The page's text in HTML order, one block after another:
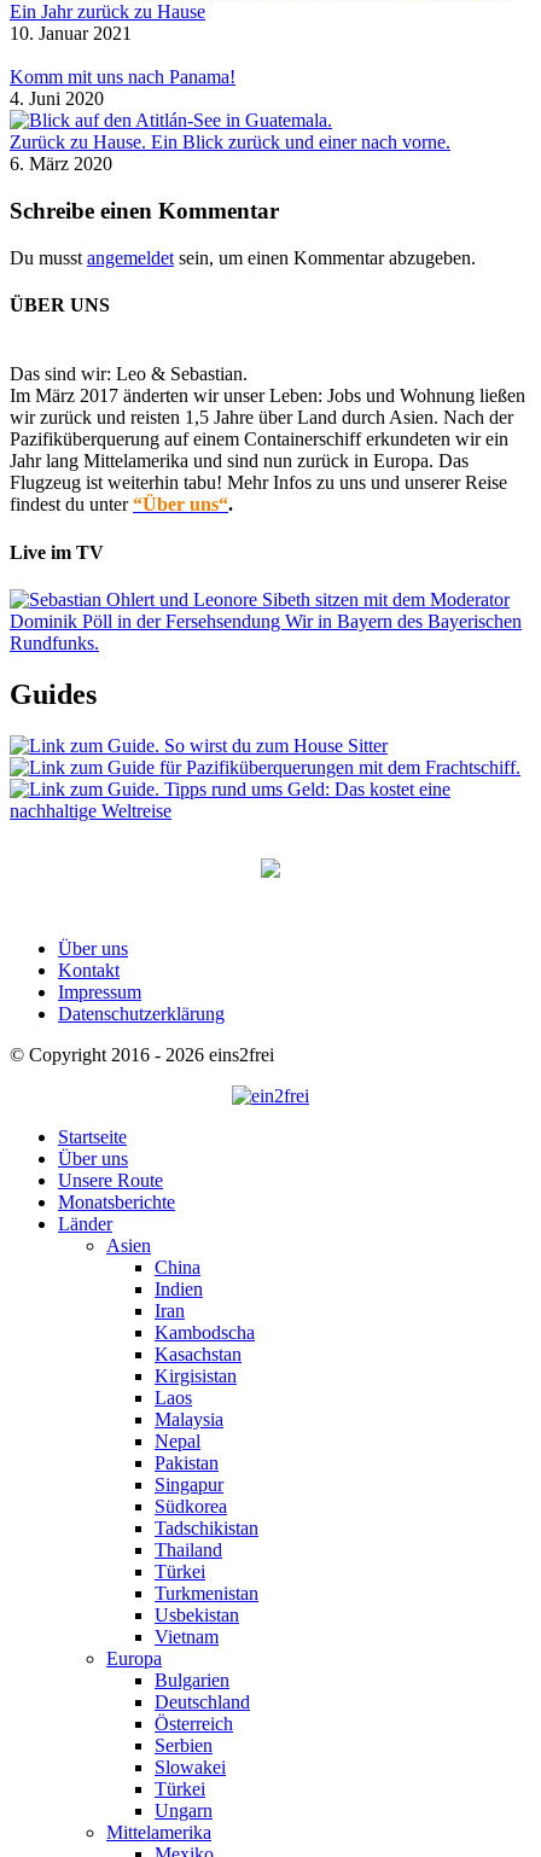
Ein Jahr zurück zu Hause
10. Januar 2021
Komm mit uns nach Panama!
4. Juni 2020
Zurück zu Hause. Ein Blick zurück und einer nach vorne.
6. März 2020
Schreibe einen Kommentar
Du musst angemeldet sein, um einen Kommentar abzugeben.
ÜBER UNS
Das sind wir: Leo & Sebastian.
Im März 2017 änderten wir unser Leben: Jobs und Wohnung ließen
wir zurück und reisten 1,5 Jahre über Land durch Asien. Nach der
Pazifiküberquerung auf einem Containerschiff erkundeten wir ein
Jahr lang Mittelamerika und sind nun zurück in Europa. Das
Flugzeug ist weiterhin tabu! Mehr Infos zu uns und unserer Reise
findest du unter“Über uns“.
Live im TV
Guides
Über uns
Kontakt
Impressum
Datenschutzerklärung
© Copyright 2016 - 2026 eins2frei
Startseite
Über uns
Unsere Route
Monatsberichte
Länder
Asien
China
Indien
Iran
Kambodscha
Kasachstan
Kirgisistan
Laos
Malaysia
Nepal
Pakistan
Singapur
Südkorea
Tadschikistan
Thailand
Türkei
Turkmenistan
Usbekistan
Vietnam
Europa
Bulgarien
Deutschland
Österreich
Serbien
Slowakei
Türkei
Ungarn
Mittelamerika